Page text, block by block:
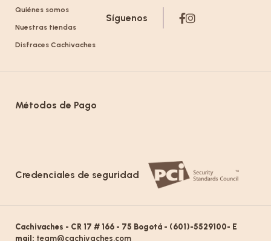
Quiénes somos
Nuestras tiendas
Disfraces Cachivaches
Síguenos
Métodos de Pago
Credenciales de seguridad
Cachivaches - CR 17 # 166 - 75 Bogotá - (601)-5529100- E
mail: team@cachivaches.com